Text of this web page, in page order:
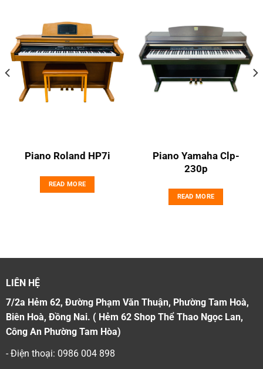
Piano Roland HP7i
READ MORE
Piano Yamaha Clp-
230p
READ MORE
LIÊN HỆ
7/2a Hẻm 62, Đường Phạm Văn Thuận, Phường Tam Hoà,
Biên Hoà, Đồng Nai. ( Hẻm 62 Shop Thể Thao Ngọc Lan,
Công An Phường Tam Hòa)
- Điện thoại: 0986 004 898